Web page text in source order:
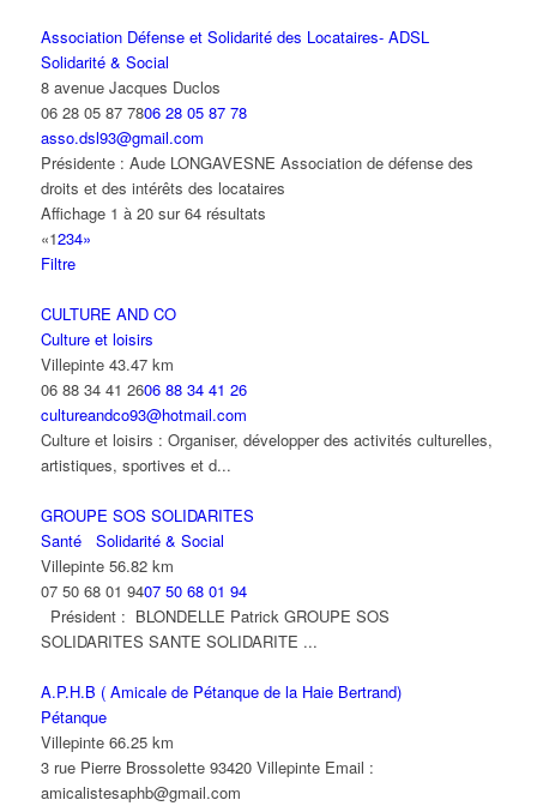
Association Défense et Solidarité des Locataires- ADSL
Solidarité & Social
8 avenue Jacques Duclos
06 28 05 87 7806 28 05 87 78
asso.dsl93@gmail.com
Présidente : Aude LONGAVESNE Association de défense des
droits et des intérêts des locataires
Affichage 1 à 20 sur 64 résultats
«1234»
Filtre
CULTURE AND CO
Culture et loisirs
Villepinte 43.47 km
06 88 34 41 2606 88 34 41 26
cultureandco93@hotmail.com
Culture et loisirs : Organiser, développer des activités culturelles,
artistiques, sportives et d...
GROUPE SOS SOLIDARITES
Santé
Solidarité & Social
Villepinte 56.82 km
07 50 68 01 9407 50 68 01 94
Président : BLONDELLE Patrick GROUPE SOS
SOLIDARITES SANTE SOLIDARITE ...
A.P.H.B ( Amicale de Pétanque de la Haie Bertrand)
Pétanque
Villepinte 66.25 km
3 rue Pierre Brossolette 93420 Villepinte Email :
amicalistesaphb@gmail.com